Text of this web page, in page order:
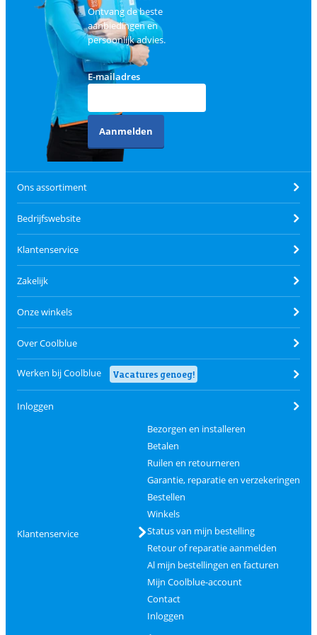
Ontvang de beste
aanbiedingen en
persoonlijk advies.
E-mailadres
Aanmelden
Ons assortiment
Bedrijfswebsite
Klantenservice
Zakelijk
Onze winkels
Over Coolblue
Werken bij Coolblue Vacatures genoeg!
Inloggen
Klantenservice
Bezorgen en installeren
Betalen
Ruilen en retourneren
Garantie, reparatie en verzekeringen
Bestellen
Winkels
Status van mijn bestelling
Retour of reparatie aanmelden
Al mijn bestellingen en facturen
Mijn Coolblue-account
Contact
Inloggen